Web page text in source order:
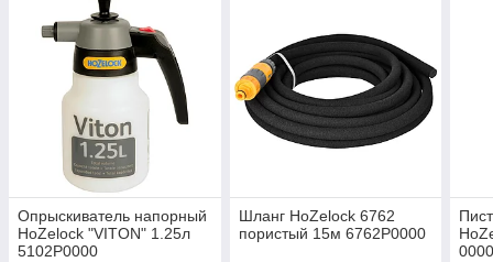
Опрыскиватель напорный
HoZelock "VITON" 1.25л
5102P0000
Шланг HoZelock 6762
пористый 15м 6762P0000